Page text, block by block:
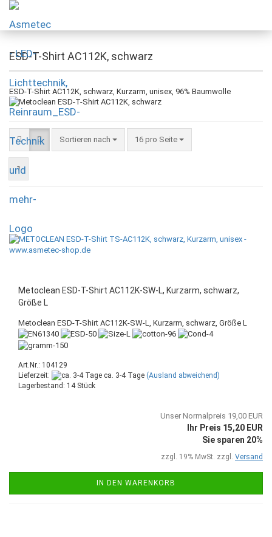
ESD-T-Shirt AC112K, schwarz
ESD-T-Shirt AC112K, schwarz, Kurzarm, unisex, 96% Baumwolle
Sortieren nach 16 pro Seite
1
Metoclean ESD-T-Shirt AC112K-SW-L, Kurzarm, schwarz,
Größe L
Metoclean ESD-T-Shirt AC112K-SW-L, Kurzarm, schwarz, Größe L
Art.Nr.: 104129
Lieferzeit:
ca. 3-4 Tage (Ausland abweichend)
Lagerbestand: 14 Stück
Unser Normalpreis 19,00 EUR
Ihr Preis 15,20 EUR
Sie sparen 20%
zzgl. 19% MwSt. zzgl. Versand
IN DEN WARENKORB